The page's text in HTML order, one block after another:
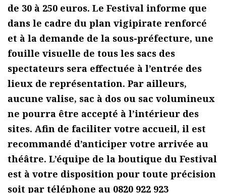
de 30 à 250 euros. Le Festival informe que
dans le cadre du plan vigipirate renforcé
et à la demande de la sous-préfecture, une
fouille visuelle de tous les sacs des
spectateurs sera effectuée à l’entrée des
lieux de représentation. Par ailleurs,
aucune valise, sac à dos ou sac volumineux
ne pourra être accepté à l’intérieur des
sites. Afin de faciliter votre accueil, il est
recommandé d’anticiper votre arrivée au
théâtre. L’équipe de la boutique du Festival
est à votre disposition pour toute précision
soit par téléphone au 0820 922 923